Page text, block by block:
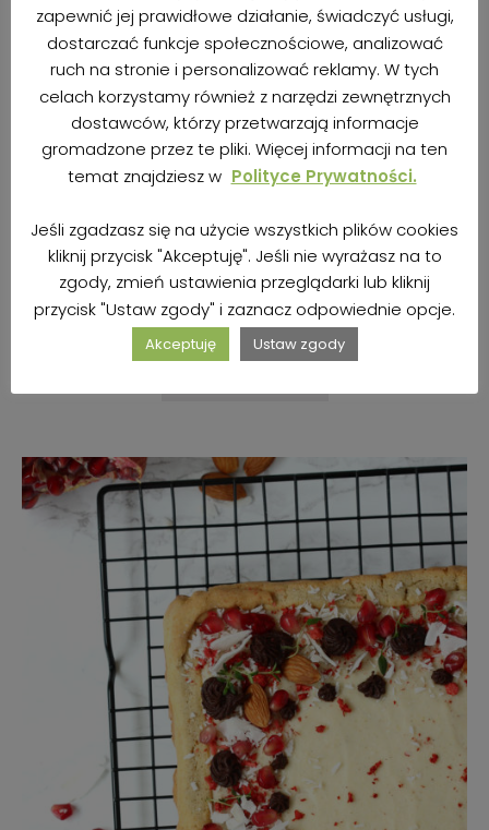
BEZGLUTENOWA TARTA RUSTYKALNA Z
JABŁKAMI, FIGĄ I KREMEM WANILIOWYM
(WEGAŃSKA)
autorKasia | BezBez 1 października 2018
zapewnić jej prawidłowe działanie, świadczyć usługi,
dostarczać funkcje społecznościowe, analizować
ruch na stronie i personalizować reklamy. W tych
celach korzystamy również z narzędzi zewnętrznych
dostawców, którzy przetwarzają informacje
gromadzone przez te pliki. Więcej informacji na ten
temat znajdziesz w Polityce Prywatności.
Jeśli zgadzasz się na użycie wszystkich plików cookies
kliknij przycisk "Akceptuję". Jeśli nie wyrażasz na to
zgody, zmień ustawienia przeglądarki lub kliknij
przycisk "Ustaw zgody" i zaznacz odpowiednie opcje.
Akceptuję Ustaw zgody